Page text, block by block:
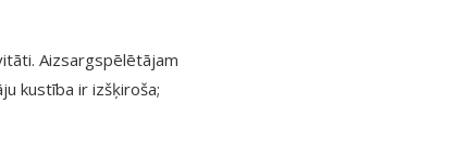
Aizsargspēlētājam
kustība ir izšķiroša;